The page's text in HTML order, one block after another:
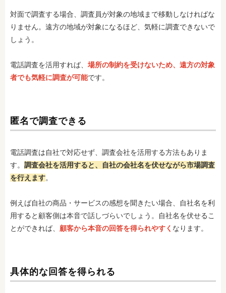
対面で調査する場合、調査員が対象の地域まで移動しなければな
りません。遠方の地域が対象になるほど、気軽に調査できないで
しょう。
電話調査を活用すれば、 場所の制約を受けないため、遠方の対象
者でも気軽に調査が可能です。
匿名で調査できる
電話調査は自社で対応せず、調査会社を活用する方法もありま
す。 調査会社を活用すると、自社の会社名を伏せながら市場調査
を行えます。
例えば自社の商品・サービスの感想を聞きたい場合、自社名を利
用すると顧客側は本音で話しづらいでしょう。自社名を伏せるこ
とができれば、 顧客から本音の回答を得られやすく なります。
具体的な回答を得られる